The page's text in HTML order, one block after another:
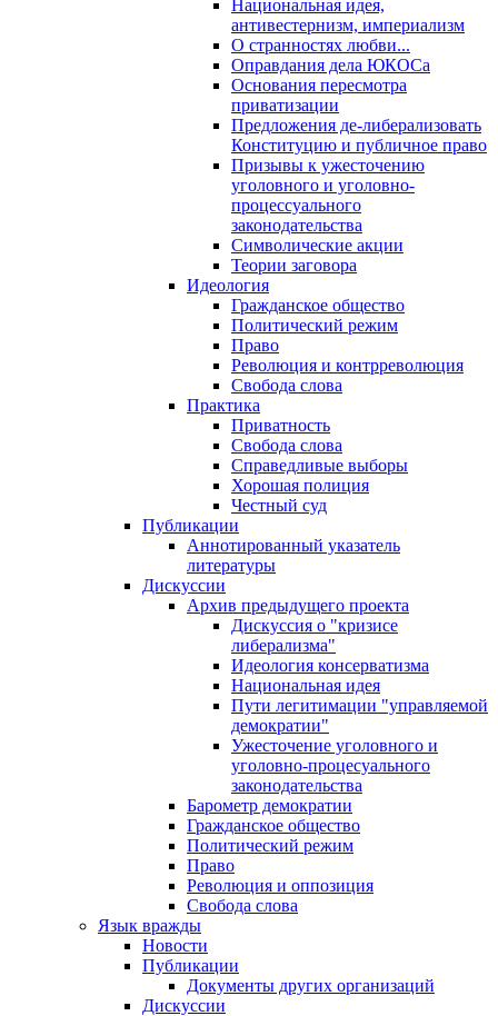
Национальная идея,
антивестернизм, империализм
О странностях любви...
Оправдания дела ЮКОСа
Основания пересмотра
приватизации
Предложения де-либерализовать
Конституцию и публичное право
Призывы к ужесточению
уголовного и уголовно-
процессуального
законодательства
Символические акции
Теории заговора
Идеология
Гражданское общество
Политический режим
Право
Революция и контрреволюция
Свобода слова
Практика
Приватность
Свобода слова
Справедливые выборы
Хорошая полиция
Честный суд
Публикации
Аннотированный указатель
литературы
Дискуссии
Архив предыдущего проекта
Дискуссия о "кризисе
либерализма"
Идеология консерватизма
Национальная идея
Пути легитимации "управляемой
демократии"
Ужесточение уголовного и
уголовно-процесуального
законодательства
Барометр демократии
Гражданское общество
Политический режим
Право
Революция и оппозиция
Свобода слова
Язык вражды
Новости
Публикации
Документы других организаций
Дискуссии